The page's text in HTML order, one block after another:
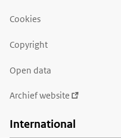
Cookies
Copyright
Open data
Archief website
International